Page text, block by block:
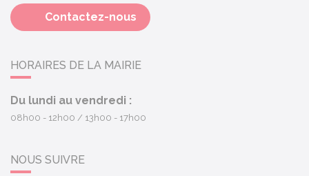
Contactez-nous
HORAIRES DE LA MAIRIE
Du lundi au vendredi :
08h00 - 12h00 13h00 - 17h00
NOUS SUIVRE